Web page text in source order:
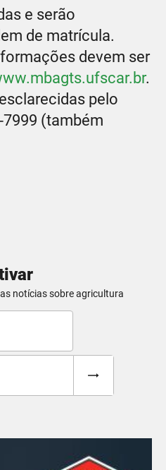
e serão
de matrícula.
devem ser
.
pelo
(também
notícias sobre agricultura